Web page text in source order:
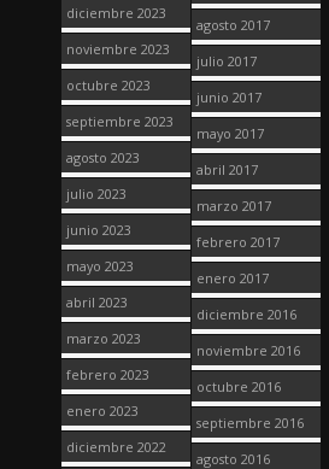
diciembre 2023
noviembre 2023
octubre 2023
septiembre 2023
agosto 2023
julio 2023
junio 2023
mayo 2023
abril 2023
marzo 2023
febrero 2023
enero 2023
diciembre 2022
agosto 2017
julio 2017
junio 2017
mayo 2017
abril 2017
marzo 2017
febrero 2017
enero 2017
diciembre 2016
noviembre 2016
octubre 2016
septiembre 2016
agosto 2016